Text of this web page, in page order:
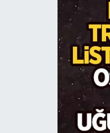
HABERDE İNSAN
KÜLTÜR SANAT